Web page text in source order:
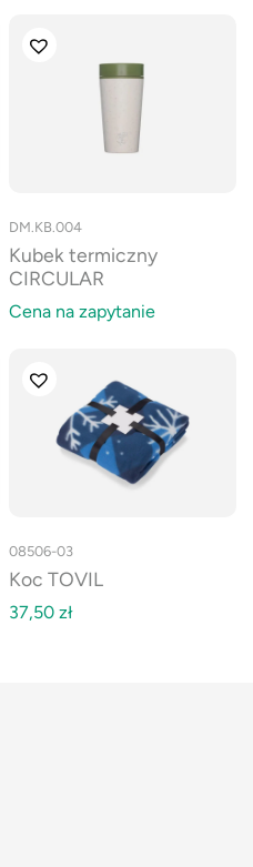
DM.KB.004
Kubek termiczny
CIRCULAR
Cena na zapytanie
08506-03
Koc TOVIL
37,50 zł